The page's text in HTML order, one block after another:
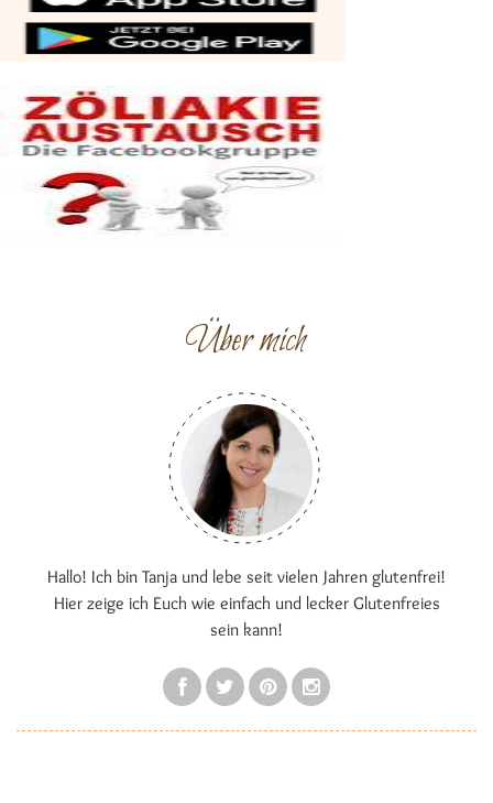
Über mich
Hallo! Ich bin Tanja und lebe seit vielen Jahren glutenfrei!
Hier zeige ich Euch wie einfach und lecker Glutenfreies
sein kann!